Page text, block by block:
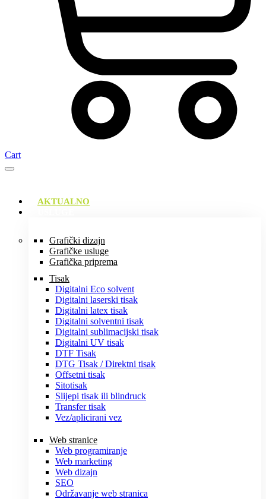
Cart
AKTUALNO
Grafički dizajn
Grafičke usluge
Grafička priprema
Tisak
Digitalni Eco solvent
Digitalni laserski tisak
Digitalni latex tisak
Digitalni solventni tisak
Digitalni sublimacijski tisak
Digitalni UV tisak
DTF Tisak
DTG Tisak / Direktni tisak
Offsetni tisak
Sitotisak
Slijepi tisak ili blindruck
Transfer tisak
Vez/aplicirani vez
Web stranice
Web programiranje
Web marketing
Web dizajn
SEO
Održavanje web stranica